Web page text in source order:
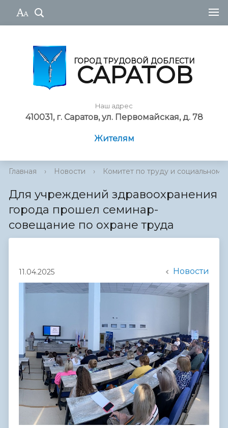
ГОРОД ТРУДОВОЙ ДОБЛЕСТИ
САРАТОВ
Наш адрес
410031, г. Саратов, ул. Первомайская, д. 78
Жителям
Главная › Новости › Комитет по труду и социальному
Для учреждений здравоохранения
города прошел семинар-
совещание по охране труда
11.04.2025 Новости